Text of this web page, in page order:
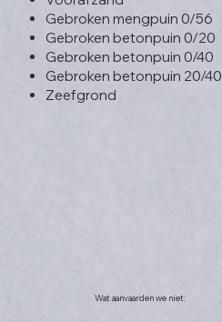
Gebroken mengpuin 0/56
Gebroken betonpuin 0/20
Gebroken betonpuin 0/40
Gebroken betonpuin 20/40
Zeefgrond
Wat aanvaarden we niet: